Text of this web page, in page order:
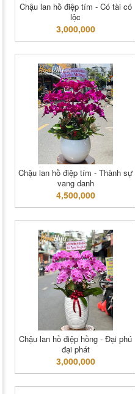
Chậu lan hồ điệp tím - Có tài có
lộc
3,000,000
Chậu lan hồ điệp tím - Thành sự
vang danh
4,500,000
Chậu lan hồ điệp hồng - Đại phú
đại phát
3,000,000